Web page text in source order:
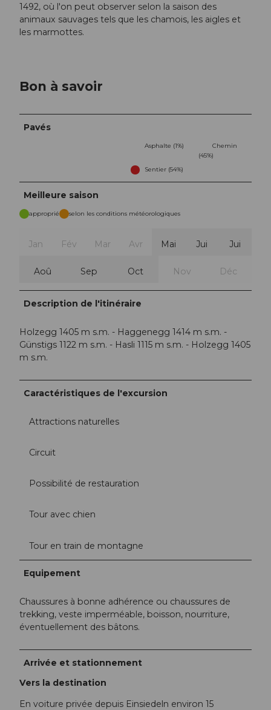
1492, où l'on peut observer selon la saison des
animaux sauvages tels que les chamois, les aigles et
les marmottes.
Bon à savoir
Pavés
Asphalte (1%)
Chemin
(45%)
Sentier (54%)
Meilleure saison
approprié selon les conditions météorologiques
Jan Fév Mar Avr Mai Jui Jui
Aoû Sep Oct Nov Déc
Description de l'itinéraire
Holzegg 1405 m s.m. - Haggenegg 1414 m s.m. -
Günstigs 1122 m s.m. - Hasli 1115 m s.m. - Holzegg 1405
m s.m.
Caractéristiques de l'excursion
Attractions naturelles
Circuit
Possibilité de restauration
Tour avec chien
Tour en train de montagne
Equipement
Chaussures à bonne adhérence ou chaussures de
trekking, veste imperméable, boisson, nourriture,
éventuellement des bâtons.
Arrivée et stationnement
Vers la destination
En voiture privée depuis Einsiedeln environ 15